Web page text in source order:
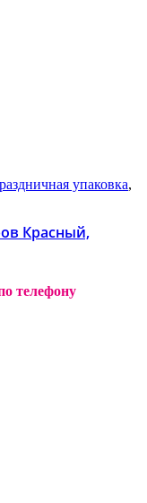
упаковка,
Красный,
телефону